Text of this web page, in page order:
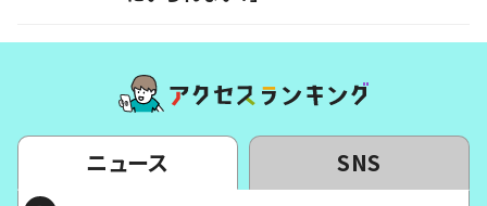
ニュース SNS